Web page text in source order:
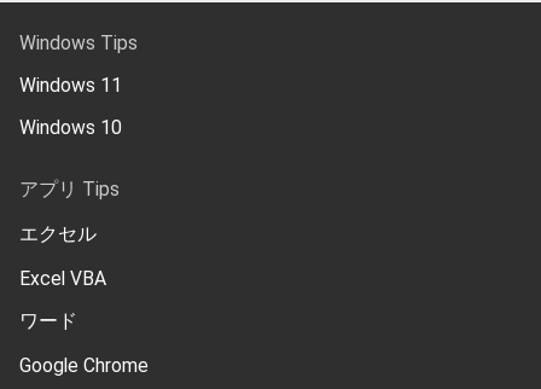
Windows Tips
Windows 11
Windows 10
アプリ Tips
エクセル
Excel VBA
ワード
Google Chrome